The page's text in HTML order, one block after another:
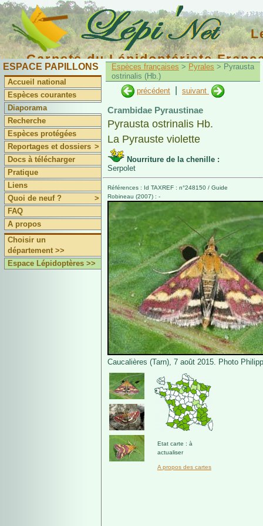
Carnets du Lépidoptériste
ESPACE PAPILLONS
Accueil national
Espèces courantes
Diaporama
Recherche
Espèces protégées
Reportages et dossiers >
Docs à télécharger
Pratique
Liens
Quoi de neuf ?
>
FAQ
A propos
Choisir un
département >>
Espace Lépidoptères >>
Espèces françaises > Pyrales > Pyrausta
ostrinalis (Hb.)
précédent
suivant
Crambidae Pyraustinae
Pyrausta ostrinalis Hb.
La Pyrauste violette
Nourriture de la chenille :
Serpolet
Références : Id TAXREF : n°248150 / Guide
Robineau (2007) : -
Caucalières (Tarn), 7 août 2015. Photo
Etat carte : à
actualiser
A propos des cartes